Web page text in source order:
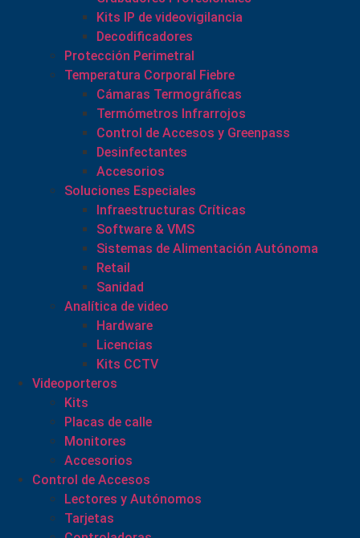
Kits IP de videovigilancia
Decodificadores
Protección Perimetral
Temperatura Corporal Fiebre
Cámaras Termográficas
Termómetros Infrarrojos
Control de Accesos y Greenpass
Desinfectantes
Accesorios
Soluciones Especiales
Infraestructuras Críticas
Software & VMS
Sistemas de Alimentación Autónoma
Retail
Sanidad
Analítica de video
Hardware
Licencias
Kits CCTV
Videoporteros
Kits
Placas de calle
Monitores
Accesorios
Control de Accesos
Lectores y Autónomos
Tarjetas